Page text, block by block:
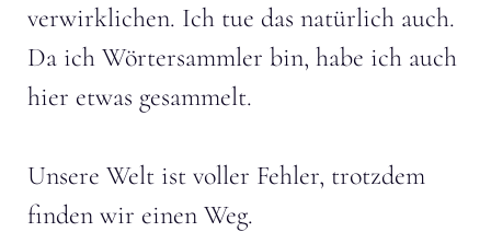
verwirklichen. Ich tue das natürlich auch.
Da ich Wörtersammler bin, habe ich auch
hier etwas gesammelt.
Unsere Welt ist voller Fehler, trotzdem
finden wir einen Weg.